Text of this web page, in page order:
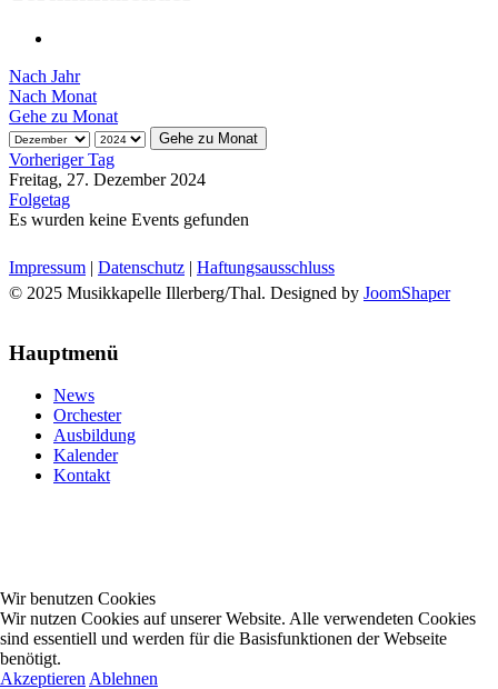
Nach Jahr
Nach Monat
Gehe zu Monat
Gehe zu Monat
Vorheriger Tag
Freitag, 27. Dezember 2024
Folgetag
Es wurden keine Events gefunden
Impressum | Datenschutz | Haftungsausschluss
© 2025 Musikkapelle Illerberg/Thal. Designed by JoomShaper
Hauptmenü
News
Orchester
Ausbildung
Kalender
Kontakt
Wir benutzen Cookies
Wir nutzen Cookies auf unserer Website. Alle verwendeten Cookies
sind essentiell und werden für die Basisfunktionen der Webseite
benötigt.
Akzeptieren Ablehnen